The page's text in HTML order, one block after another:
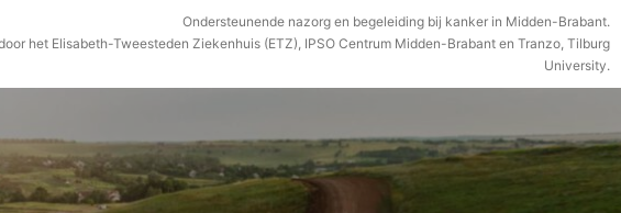
Ondersteunende nazorg en begeleiding bij kanker in Midden-Brabant.
het Elisabeth-Tweesteden Ziekenhuis (ETZ), IPSO Centrum Midden-Brabant en Tranzo, Tilburg
University.